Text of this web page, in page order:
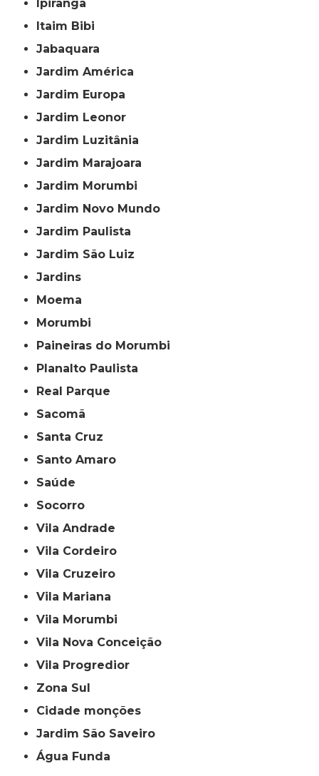
Ipiranga
Itaim Bibi
Jabaquara
Jardim América
Jardim Europa
Jardim Leonor
Jardim Luzitânia
Jardim Marajoara
Jardim Morumbi
Jardim Novo Mundo
Jardim Paulista
Jardim São Luiz
Jardins
Moema
Morumbi
Paineiras do Morumbi
Planalto Paulista
Real Parque
Sacomã
Santa Cruz
Santo Amaro
Saúde
Socorro
Vila Andrade
Vila Cordeiro
Vila Cruzeiro
Vila Mariana
Vila Morumbi
Vila Nova Conceição
Vila Progredior
Zona Sul
cidade monções
jardim São Saveiro
Água Funda